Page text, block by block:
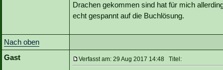
Drachen gekommen sind hat für mich
echt gespannt auf die Buchlösung.
Nach oben
Gast
Verfasst am: 29 Aug 2017 14:48 Titel: